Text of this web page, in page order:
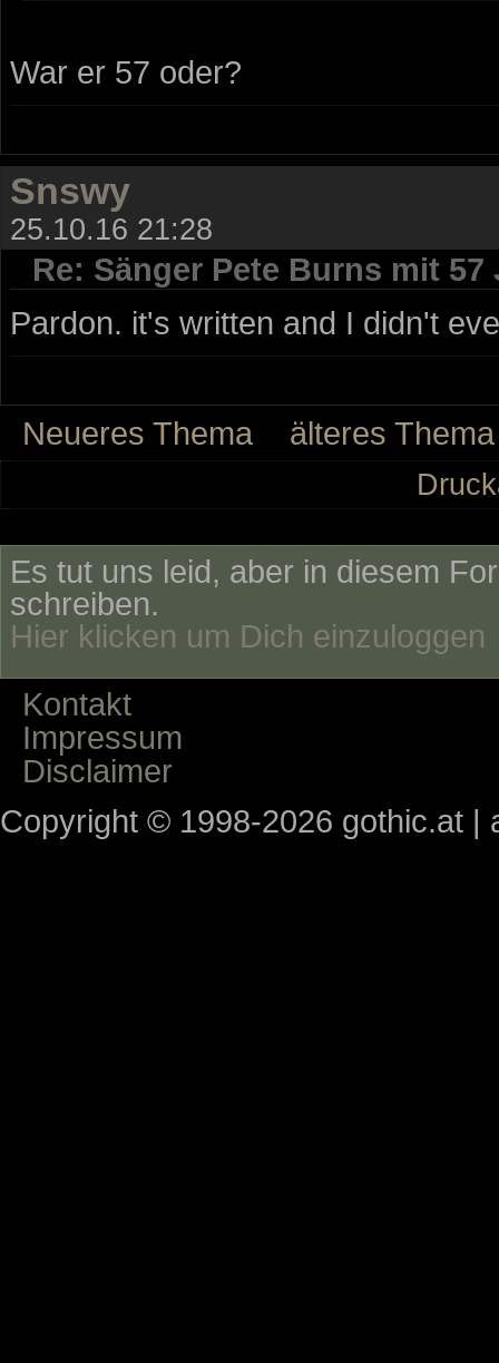
War er 57 oder?
Snswy
25.10.16 21:28
Re: Sänger Pete Burns mit
Pardon. it's written and I didn't
Neueres Thema älteres Thema
Es tut uns leid, aber in diesem
schreiben.
Hier klicken um Dich einzuloggen
Kontakt
Impressum
Disclaimer
Copyright © 1998-2026 gothic.at |